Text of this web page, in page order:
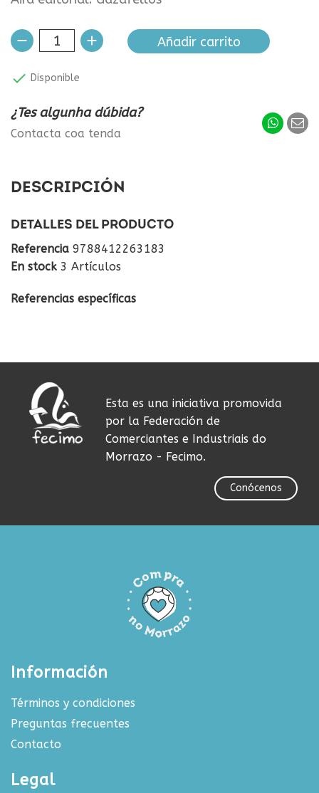
Añadir carrito
 Disponible
¿Tes algunha dúbida?
Contacta coa tenda
DESCRIPCIÓN
DETALLES DEL PRODUCTO
Referencia 9788412263183
En stock 3 Artículos
Referencias específicas
Esta es una iniciativa promovida
por la Federación de
Comerciantes e Industriais do
Morrazo - Fecimo.
Conócenos
Información
Términos y condiciones
Preguntas frecuentes
Contacto
Legal